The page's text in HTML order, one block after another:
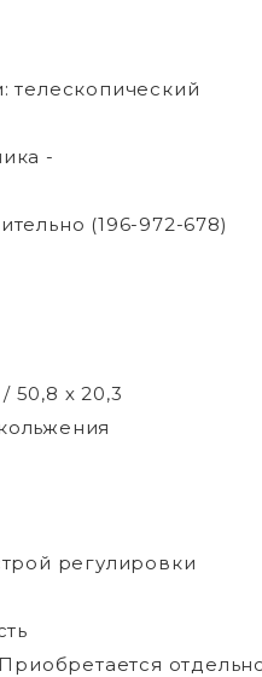
телескопический
-
(196-972-678)
50,8 х 20,3
регулировки